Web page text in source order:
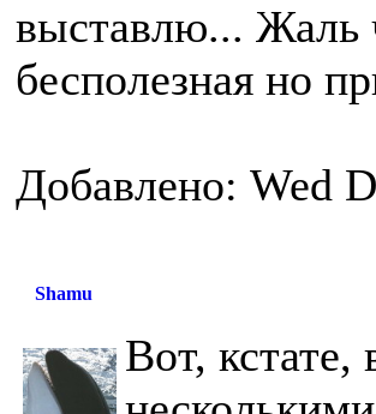
выставлю... Жаль
бесполезная но
Добавлено: Wed
Shamu
Вот, кстате,